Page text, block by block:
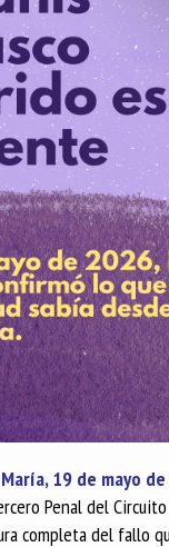
19 de mayo
Penal del
completa del fallo